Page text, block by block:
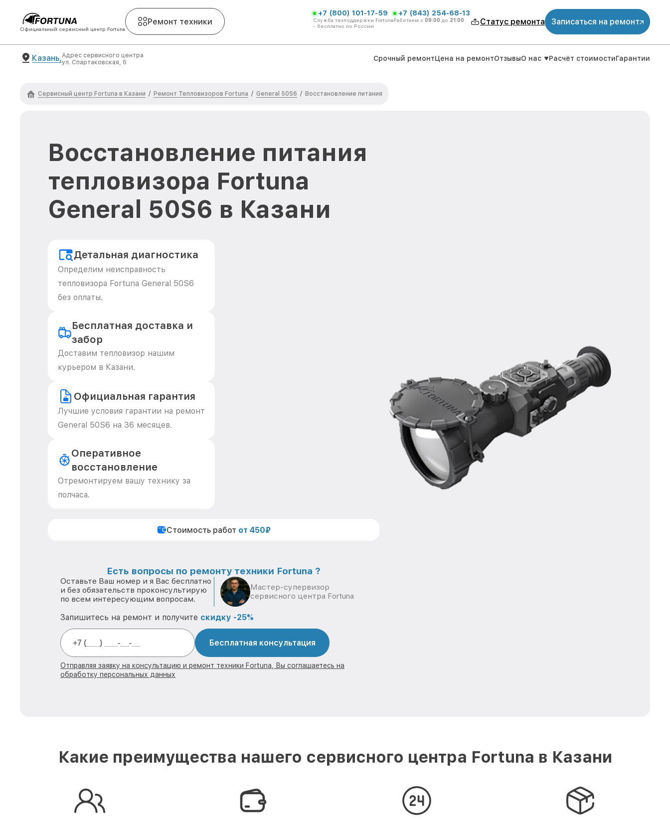
Официальный сервисный центр Fortuna
Ремонт техники
+7 (800) 101-17-59
Служба техподдержки Fortuna
- бесплатно по России
+7 (843) 254-68-13
Работаем с 09:00 до 21:00 Статус ремонта Записаться на ремонт
Казань,Адрес сервисного центра
ул. Спартаковская, 6
Срочный ремонтЦена на ремонтОтзывыО нас Расчёт стоимостиГарантии
Сервисный центр Fortuna в Казани / Ремонт Тепловизоров Fortuna / General 50S6 / Восстановление питания
Восстановление питания
тепловизора Fortuna
General 50S6 в Казани
Детальная диагностика
Определим неисправность
тепловизора Fortuna General 50S6
без оплаты.
Бесплатная доставка и
забор
Доставим тепловизор нашим
курьером в Казани.
Официальная гарантия
Лучшие условия гарантии на ремонт
General 50S6 на 36 месяцев.
Оперативное
восстановление
Отремонтируем вашу технику за
полчаса.
Стоимость работ от 450₽
Есть вопросы по ремонту техники Fortuna ?
Оставьте Ваш номер и я Вас бесплатно
и без обязательств проконсультирую
по всем интересующим вопросам.
Мастер-супервизор
сервисного центра Fortuna
Запишитесь на ремонт и получите скидку -25%
Бесплатная консультация
Отправляя заявку на консультацию и ремонт техники Fortuna, Вы соглашаетесь на
обработку персональных данных
Какие преимущества нашего сервисного центра Fortuna в Казани